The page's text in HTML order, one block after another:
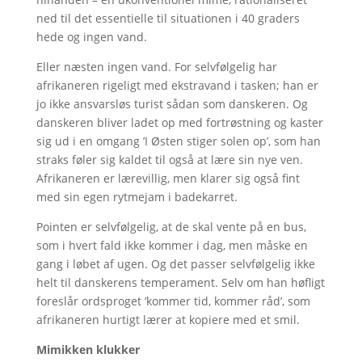
ned til det essentielle til situationen i 40 graders
hede og ingen vand.
Eller næsten ingen vand. For selvfølgelig har
afrikaneren rigeligt med ekstravand i tasken; han er
jo ikke ansvarsløs turist sådan som danskeren. Og
danskeren bliver ladet op med fortrøstning og kaster
sig ud i en omgang ’I Østen stiger solen op’, som han
straks føler sig kaldet til også at lære sin nye ven.
Afrikaneren er lærevillig, men klarer sig også fint
med sin egen rytmejam i badekarret.
Pointen er selvfølgelig, at de skal vente på en bus,
som i hvert fald ikke kommer i dag, men måske en
gang i løbet af ugen. Og det passer selvfølgelig ikke
helt til danskerens temperament. Selv om han høfligt
foreslår ordsproget ’kommer tid, kommer råd’, som
afrikaneren hurtigt lærer at kopiere med et smil.
Mimikken klukker